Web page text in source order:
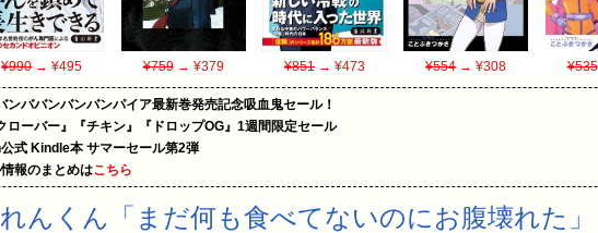
¥990→ ¥495 ¥759→ ¥379 ¥851→ ¥473 ¥554→ ¥308 ¥535
ンババンバンバンパイア最新巻発売記念吸血鬼セール！
ローバー』『チキン』『ドロップOG』1週間限定セール
式 Kindle本 サマーセール第2弾
報のまとめはこちら
れんくん「まだ何も食べてないのにお腹壊れた」